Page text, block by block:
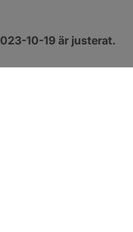
10-19 är justerat.
öppnas i nytt fönster.